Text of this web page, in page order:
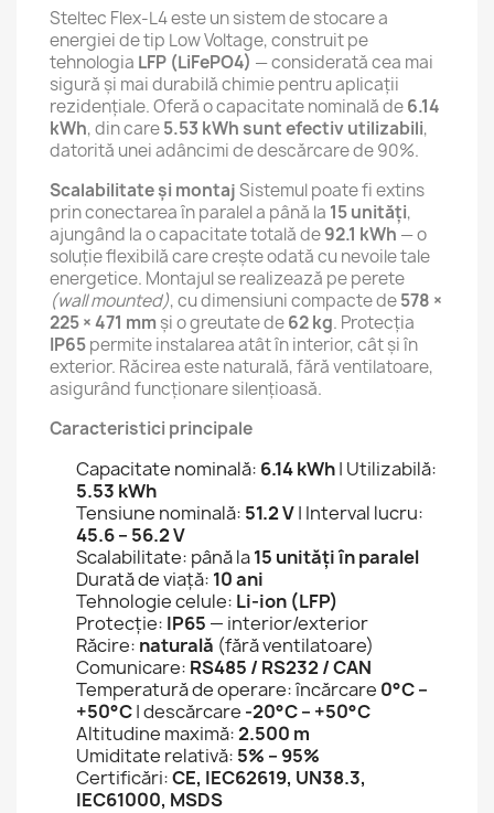
Steltec Flex-L4 este un sistem de stocare a
energiei de tip Low Voltage, construit pe
tehnologia LFP (LiFePO4) — considerată cea mai
sigură și mai durabilă chimie pentru aplicații
rezidențiale. Oferă o capacitate nominală de6.14
kWh, din care5.53 kWh sunt efectiv utilizabili,
datorită unei adâncimi de descărcare de 90%.
Scalabilitate și montajSistemul poate fi extins
prin conectarea în paralel a până la 15 unități,
ajungând la o capacitate totală de92.1 kWh — o
soluție flexibilă care crește odată cu nevoile tale
energetice. Montajul se realizează pe perete
(wall mounted), cu dimensiuni compacte de578 ×
225 × 471 mm și o greutate de62 kg. Protecția
IP65permite instalarea atât în interior, cât și în
exterior. Răcirea este naturală, fără ventilatoare,
asigurând funcționare silențioasă.
Caracteristici principale
Capacitate nominală: 6.14 kWh| Utilizabilă:
5.53 kWh
Tensiune nominală: 51.2 V| Interval lucru:
45.6 – 56.2 V
Scalabilitate: până la15 unități în paralel
Durată de viață: 10 ani
Tehnologie celule: Li-ion (LFP)
Protecție: IP65 — interior/exterior
Răcire: naturală (fără ventilatoare)
Comunicare: RS485 / RS232 / CAN
Temperatură de operare: încărcare 0°C –
+50°C| descărcare -20°C – +50°C
Altitudine maximă:2.500 m
Umiditate relativă: 5% – 95%
Certificări:CE, IEC62619, UN38.3,
IEC61000, MSDS